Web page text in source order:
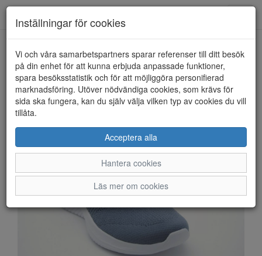
HEM SKECHERS
Inställningar för cookies
Vi och våra samarbetspartners sparar referenser till ditt besök
på din enhet för att kunna erbjuda anpassade funktioner,
spara besöksstatistik och för att möjliggöra personifierad
marknadsföring. Utöver nödvändiga cookies, som krävs för
sida ska fungera, kan du själv välja vilken typ av cookies du vill
tillåta.
Acceptera alla
Hantera cookies
Läs mer om cookies